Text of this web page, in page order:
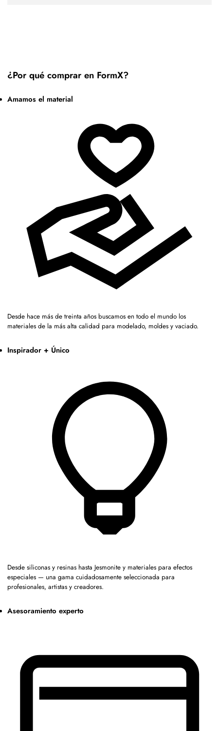
¿Por qué comprar en FormX?
Amamos el material
Desde hace más de treinta años buscamos en todo el mundo los
materiales de la más alta calidad para modelado, moldes y vaciado.
Inspirador + Único
Desde siliconas y resinas hasta Jesmonite y materiales para efectos
especiales — una gama cuidadosamente seleccionada para
profesionales, artistas y creadores.
Asesoramiento experto